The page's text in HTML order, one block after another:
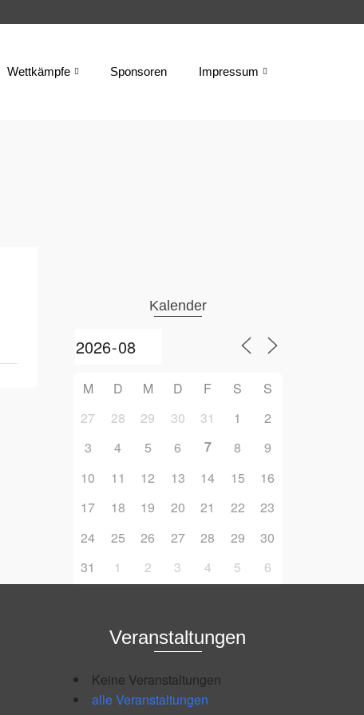
Wettkämpfe Sponsoren Impressum
Kalender
M D M D F S
S
27
28 29 30 31 1
2
3
4 5 6 7 8
9
10
11 12 13 14 15
16
17
18 19 20 21 22
23
24
25 26 27 28 29
30
31
1 2 3 4 5 6
Veranstaltungen
Keine Veranstaltungen
alle Veranstaltungen